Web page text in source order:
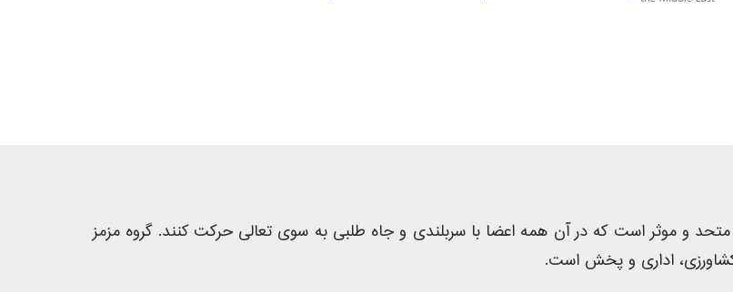
و موثر است که در آن همه اعضا با سربلندی و جاه طلبی به سوی تعالی حرکت کنند. گروه مزمز